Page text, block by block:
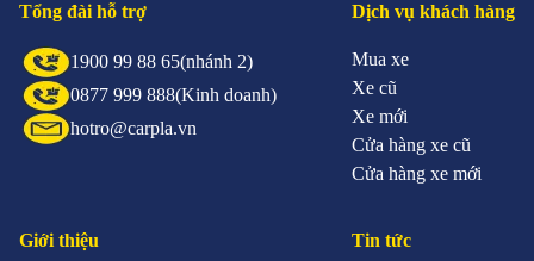
Tổng đài hỗ trợ
1900 99 88 65(nhánh 2)
0877 999 888(Kinh doanh)
hotro@carpla.vn
Dịch vụ khách hàng
Mua xe
Xe cũ
Xe mới
Cửa hàng xe cũ
Cửa hàng xe mới
Giới thiệu Tin tức